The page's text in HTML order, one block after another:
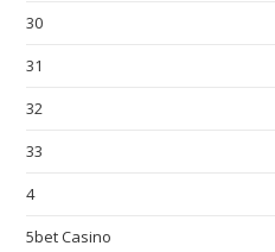
30
31
32
33
4
5bet Casino